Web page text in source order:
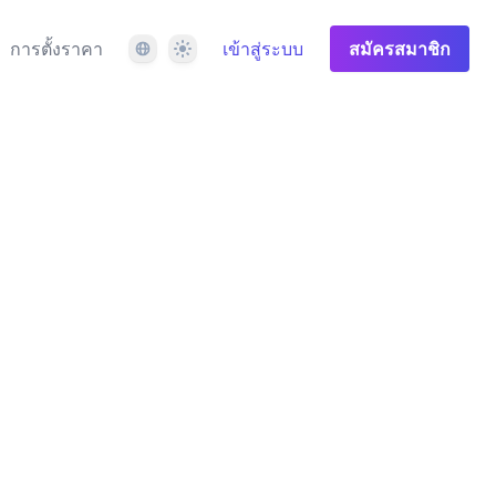
การตั้งราคา ภาษา ธีม เข้าสู่ระบบ สมัครสมาชิก